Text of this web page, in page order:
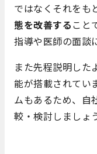
ではなくそれをも
態を改善する こと
指導や医師の面談
また先程説明した
能が搭載されてい
ムもあるため、自
較・検討しましょ